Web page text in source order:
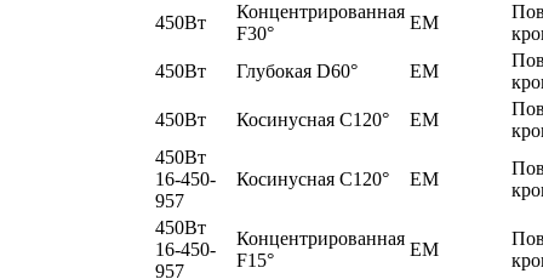
450Вт
Концентрированная
F30°
EM
450Вт
Глубокая D60° EM
450Вт
Косинусная C120° EM
450Вт
16-450-
957
Косинусная C120° EM
450Вт
16-450-
957
Концентрированная
F15°
EM